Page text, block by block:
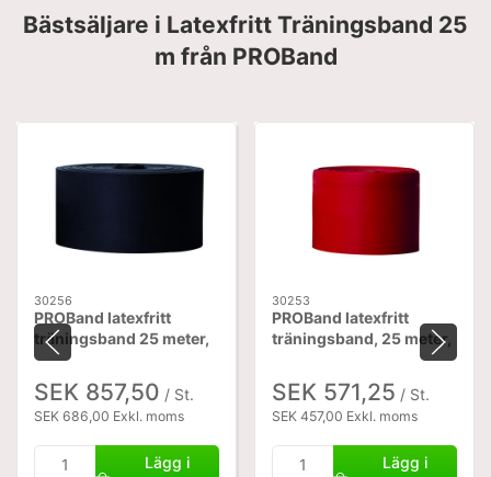
Bästsäljare i Latexfritt Träningsband 25
m från PROBand
30256
PROBand latexfritt
träningsband 25 meter,
svart
SEK 857,50 / St.
SEK 686,00 Exkl. moms
Lägg i
30253
PROBand latexfritt
träningsband, 25 meter,
SEK 571,25 / St.
SEK 457,00 Exkl. moms
Lägg i